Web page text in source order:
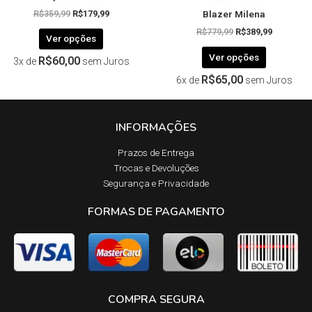
R$359,99 R$179,99
Ver opções
produto
3x de R$60,00 sem Juros
Blazer Milena
R$779,99 R$389,99
Ver opções
6x de R$65,00 sem Juros
INFORMAÇÕES
Prazos de Entrega​
Trocas e Devoluções​
Segurança e Privacidade
FORMAS DE PAGAMENTO
COMPRA SEGURA